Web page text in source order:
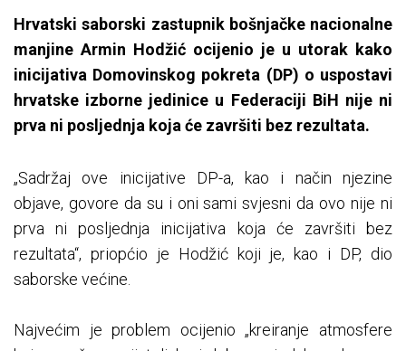
Hrvatski saborski zastupnik bošnjačke nacionalne
manjine Armin Hodžić ocijenio je u utorak kako
inicijativa Domovinskog pokreta (DP) o uspostavi
hrvatske izborne jedinice u Federaciji BiH nije ni
prva ni posljednja koja će završiti bez rezultata.
„Sadržaj ove inicijative DP-a, kao i način njezine
objave, govore da su i oni sami svjesni da ovo nije ni
prva ni posljednja inicijativa koja će završiti bez
rezultata“, priopćio je Hodžić koji je, kao i DP, dio
saborske većine.
Najvećim je problem ocijenio „kreiranje atmosfere